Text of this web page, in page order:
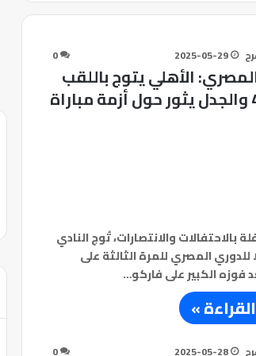
2025-05-29
0
الأهلي يتوج باللقب
للمرة 45 والجدل يثور حول أزمة مباراة
بالاحتفالات والانتصارات، تُوج النادي
للدوري المصري للمرة الثالثة على
فوزه الكبير على فاركو…
»
2025-05-28
0